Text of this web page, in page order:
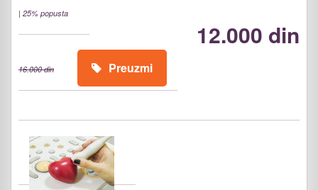
| 25% popusta
12.000 din
16.000 din Preuzmi